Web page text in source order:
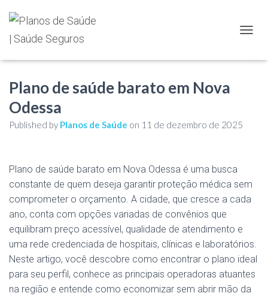
Plano de saúde barato em Nova
Odessa
Published by Planos de Saúde on 11 de dezembro de 2025
Plano de saúde barato em Nova Odessa é uma busca
constante de quem deseja garantir proteção médica sem
comprometer o orçamento. A cidade, que cresce a cada
ano, conta com opções variadas de convênios que
equilibram preço acessível, qualidade de atendimento e
uma rede credenciada de hospitais, clínicas e laboratórios.
Neste artigo, você descobre como encontrar o plano ideal
para seu perfil, conhece as principais operadoras atuantes
na região e entende como economizar sem abrir mão da